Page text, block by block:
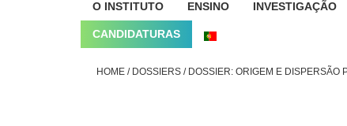
O INSTITUTO ENSINO INVESTIGAÇÃO
CANDIDATURAS
HOME / DOSSIERS /DOSSIER: ORIGEM E DISPERSÃO